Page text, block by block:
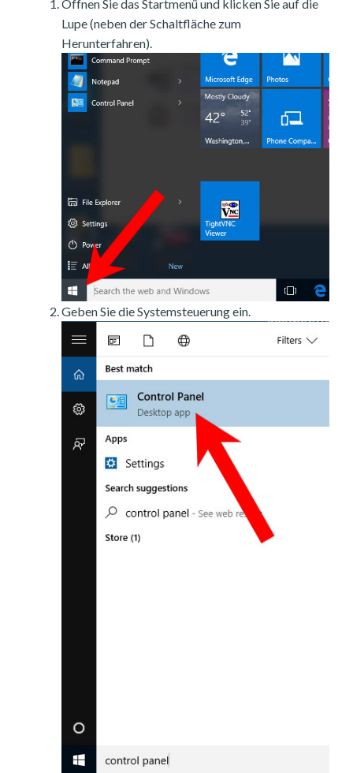
Öffnen Sie das Startmenü und klicken Sie auf die
Lupe (neben der Schaltfläche zum
Herunterfahren).
Geben Sie die Systemsteuerung ein.